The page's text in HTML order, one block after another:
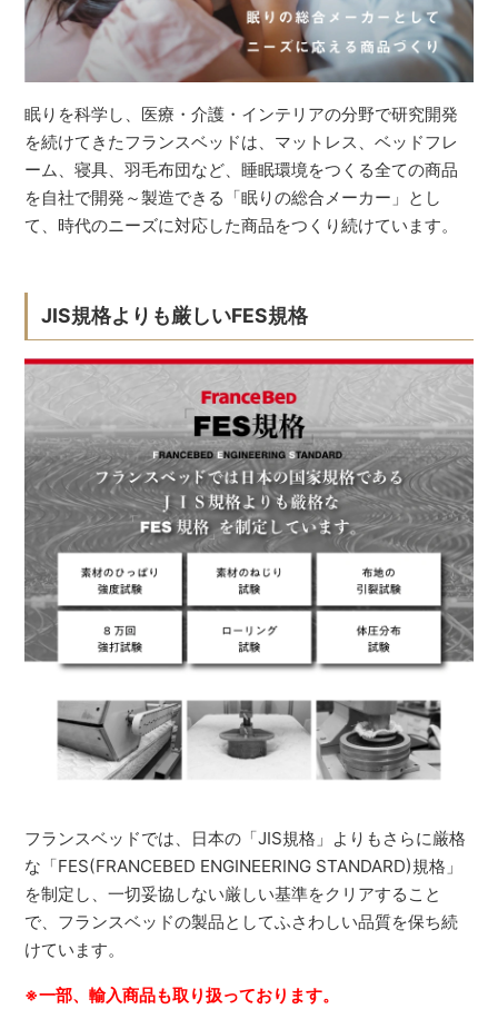
眠りを科学し、医療・介護・インテリアの分野で研究開発
を続けてきたフランスベッドは、マットレス、ベッドフレ
ーム、寝具、羽毛布団など、睡眠環境をつくる全ての商品
を自社で開発～製造できる「眠りの総合メーカー」とし
て、時代のニーズに対応した商品をつくり続けています。
JIS規格よりも厳しいFES規格
フランスベッドでは、日本の「JIS規格」よりもさらに厳格
な「FES(FRANCEBED ENGINEERING STANDARD)規格」
を制定し、一切妥協しない厳しい基準をクリアすること
で、フランスベッドの製品としてふさわしい品質を保ち続
けています。
※一部、輸入商品も取り扱っております。